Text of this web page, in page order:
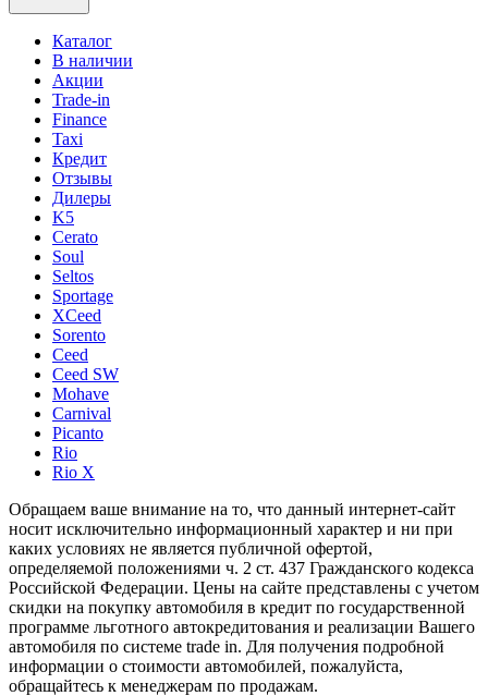
Каталог
В наличии
Акции
Trade-in
Finance
Taxi
Кредит
Отзывы
Дилеры
K5
Cerato
Soul
Seltos
Sportage
XCeed
Sorento
Ceed
Ceed SW
Mohave
Carnival
Picanto
Rio
Rio X
Обращаем ваше внимание на то, что данный интернет-сайт
носит исключительно информационный характер и ни при
каких условиях не является публичной офертой,
определяемой положениями ч. 2 ст. 437 Гражданского кодекса
Российской Федерации. Цены на сайте представлены с учетом
скидки на покупку автомобиля в кредит по государственной
программе льготного автокредитования и реализации Вашего
автомобиля по системе trade in. Для получения подробной
информации о стоимости автомобилей, пожалуйста,
обращайтесь к менеджерам по продажам.